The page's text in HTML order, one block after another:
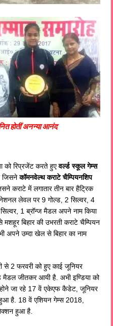
होतीं अनन्या आनंद
को रिप्रजेंट करते हुएवर्ल्ड स्कूल गेम्स
जिसनेकॉमनवेल्थ कराटे चैम्पियनशिप
कराटे में लगातार तीन बार हैट्रिक
लेवल पर 9 गोल्ड, 2 सिल्वर, 4
1 ब्रॉन्ज मैडल अपने नाम किया
मशहूर बिहार की उभरती कराटे चैम्पियन
अपने उम्दा खेल से बिहार का नाम
से 2 फरवरी को हुए काई जूनियर
जीतकर आयी है. अभी इण्डिया को
जा रहे 17 वें एकेएफ कैडेट, जूनियर
है. 18 वें एशियन गेम्स 2018,
हुआ है.